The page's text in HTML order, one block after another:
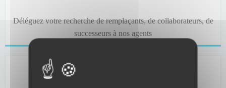
Déléguez votre recherche de remplaçants, de collaborateurs, de
successeurs à nos agents